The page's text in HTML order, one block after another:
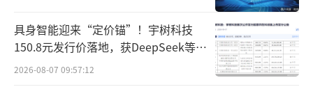
系。黄心宇强调：推行改革的目的绝不是简单
的“控费”。而是希望通过改革引导医疗机构
采用适宜技术合理诊疗，避免大处方、滥检
具身智能迎来“定价锚”！宇树科技
150.8元发行价落地，获DeepSeek等豪
华战配加持
2026-08-07 09:57:12